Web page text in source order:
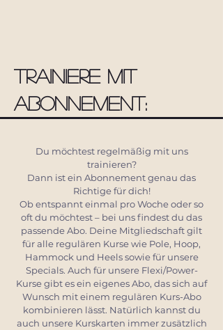
Trainiere mit
Abonnement:
Du möchtest regelmäßig mit uns
trainieren?
Dann ist ein Abonnement genau das
Richtige für dich!
Ob entspannt einmal pro Woche oder so
oft du möchtest – bei uns findest du das
passende Abo. Deine Mitgliedschaft gilt
für alle regulären Kurse wie Pole, Hoop,
Hammock und Heels sowie für unsere
Specials. Auch für unsere Flexi/Power-
Kurse gibt es ein eigenes Abo, das sich auf
Wunsch mit einem regulären Kurs-Abo
kombinieren lässt. Natürlich kannst du
auch unsere Kurskarten immer zusätzlich